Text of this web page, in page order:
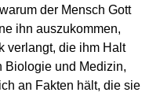
der Mensch Gott
ihn auszukommen,
verlangt, die ihm Halt
Biologie und Medizin,
an Fakten hält, die sie